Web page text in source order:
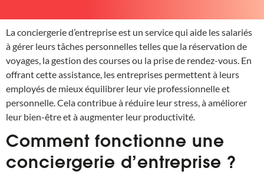
La conciergerie d’entreprise est un service qui aide les salariés
à gérer leurs tâches personnelles telles que la réservation de
voyages, la gestion des courses ou la prise de rendez-vous. En
offrant cette assistance, les entreprises permettent à leurs
employés de mieux équilibrer leur vie professionnelle et
personnelle. Cela contribue à réduire leur stress, à améliorer
leur bien-être et à augmenter leur productivité.
Comment fonctionne une
conciergerie d’entreprise ?